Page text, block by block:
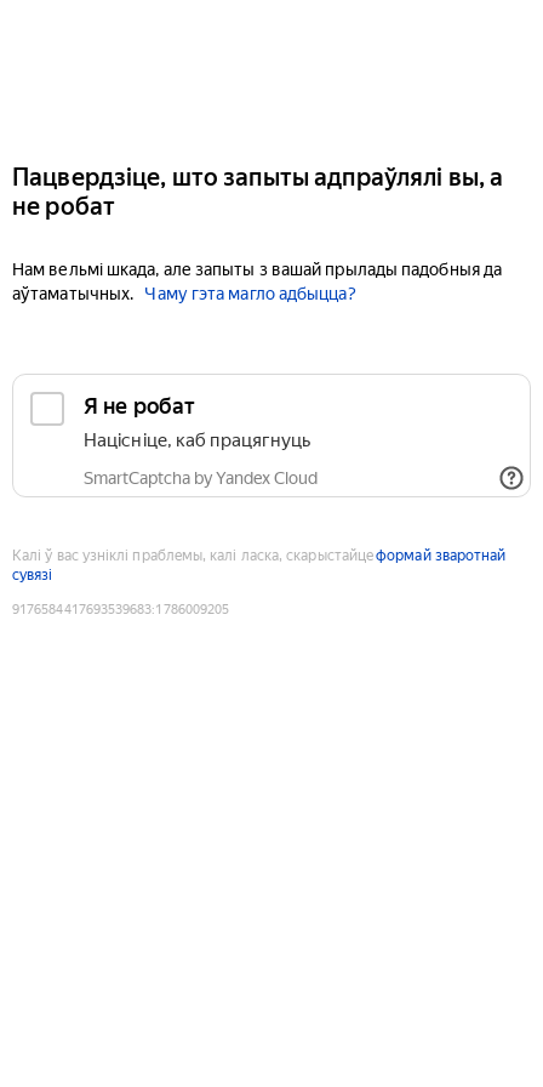
Пацвердзіце, што запыты адпраўлялі вы, а
не робат
Нам вельмі шкада, але запыты з вашай прылады падобныя да
аўтаматычных.
Чаму гэта магло адбыцца?
Я не робат
Націсніце, каб працягнуць
SmartCaptcha by Yandex Cloud
Калі ў вас узніклі праблемы, калі ласка, скарыстайцеформай зваротнай
сувязі
9176584417693539683:1786009205